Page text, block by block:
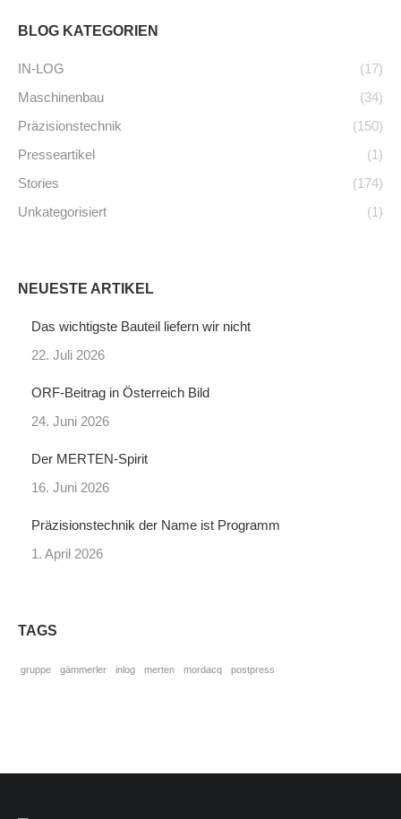
BLOG KATEGORIEN
IN-LOG
(17)
Maschinenbau
(34)
Präzisionstechnik
(150)
Presseartikel
(1)
Stories
(174)
Unkategorisiert
(1)
NEUESTE ARTIKEL
Das wichtigste Bauteil liefern wir nicht
22. Juli 2026
ORF-Beitrag in Österreich Bild
24. Juni 2026
Der MERTEN-Spirit
16. Juni 2026
Präzisionstechnik der Name ist Programm
1. April 2026
TAGS
gruppe gämmerler inlog merten mordacq postpress